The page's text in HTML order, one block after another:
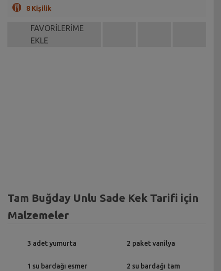
8 Kişilik
FAVORİLERİME
EKLE
Tam Buğday Unlu Sade Kek Tarifi için
Malzemeler
3 adet yumurta
1 su bardağı esmer
2 paket vanilya
2 su bardağı tam